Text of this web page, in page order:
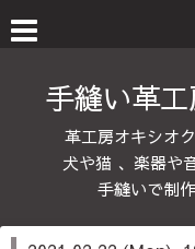
手縫い革
革工房オキシオ
犬や猫 、楽器や
手縫いで制